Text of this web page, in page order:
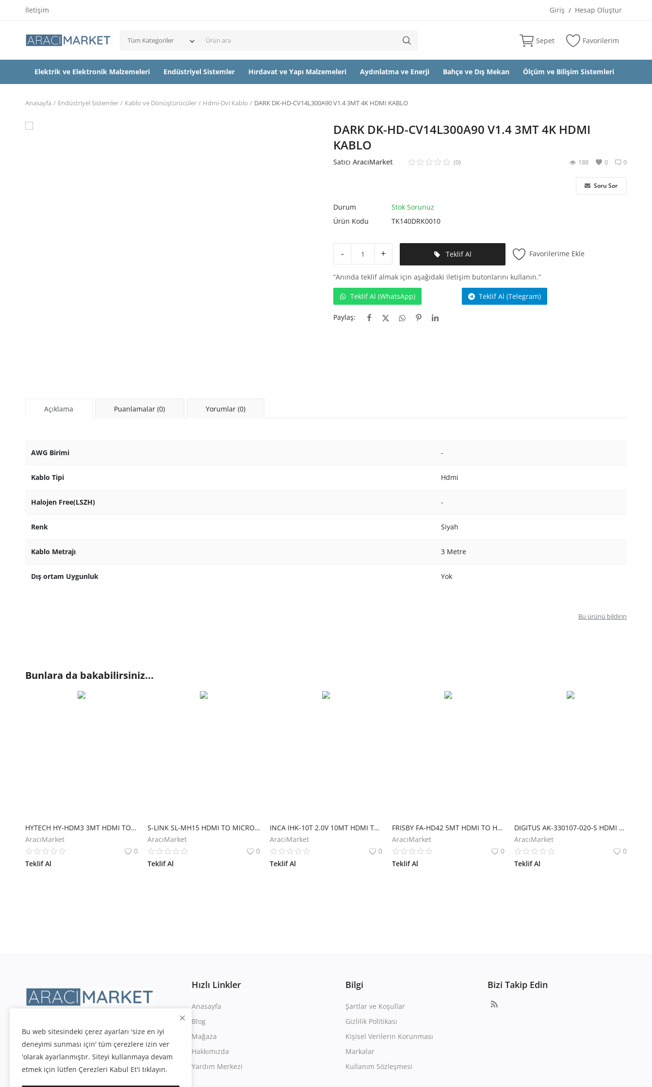
İletişim Giriş / Hesap Oluştur
Tüm Kategoriler Sepet Favorilerim
Elektrik ve Elektronik Malzemeleri Endüstriyel Sistemler Hırdavat ve Yapı Malzemeleri Aydınlatma ve Enerji Bahçe ve Dış Mekan Ölçüm ve Bilişim Sistemleri
Anasayfa Endüstriyel Sistemler Kablo ve Dönüştürücüler Hdmi-Dvi Kablo DARK DK-HD-CV14L300A90 V1.4 3MT 4K HDMI KABLO
DARK DK-HD-CV14L300A90 V1.4 3MT 4K HDMI
KABLO
Satıcı AracıMarket 0
(0) 0
188
Soru Sor
Durum
Stok Sorunuz
Ürün Kodu
TK140DRK0010
- + Teklif Al Favorilerime Ekle
“Anında teklif almak için aşağıdaki iletişim butonlarını kullanın.”
Teklif Al (WhatsApp) Teklif Al (Telegram)
Paylaş:
Açıklama Puanlamalar (0) Yorumlar (0)
AWG Birimi -
Kablo Tipi Hdmi
Halojen Free(LSZH) -
Renk Siyah
Kablo Metrajı 3 Metre
Dış ortam Uygunluk Yok
Bu ürünü bildirin
Bunlara da bakabilirsiniz...
HYTECH HY-HDM3 3MT HDMI TO HDMI ALTIN UC 24K 1.4V 3D KABLO
AracıMarket
0
Teklif Al
S-LINK SL-MH15 HDMI TO MICRO HDMI 1.5m GOLD KABLO
AracıMarket
0
Teklif Al
INCA IHK-10T 2.0V 10MT HDMI TO HDMI 4K FHD POSETLI
AracıMarket
0
Teklif Al
FRISBY FA-HD42 5MT HDMI TO HDMI ALTIN UÇLU 3D KABLO
AracıMarket
0
Teklif Al
DIGITUS AK-330107-020-S HDMI V1.4 ALTIN (2M) 4K
AracıMarket
0
Teklif Al
Hızlı Linkler
Anasayfa
Blog
Mağaza
Hakkımızda
Yardım Merkezi
Bilgi
Şartlar ve Koşullar
Gizlilik Politikası
Kişisel Verilerin Korunması
Markalar
Kullanım Sözleşmesi
Bizi Takip Edin
Bu web sitesindeki çerez ayarları 'size en iyi
deneyimi sunması için' tüm çerezlere izin ver
'olarak ayarlanmıştır. Siteyi kullanmaya devam
etmek için lütfen Çerezleri Kabul Et'i tıklayın.